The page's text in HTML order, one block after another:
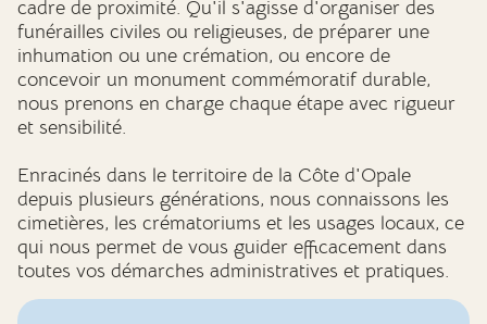
cadre de proximité. Qu'il s'agisse d'organiser des
funérailles civiles ou religieuses, de préparer une
inhumation ou une crémation, ou encore de
concevoir un monument commémoratif durable,
nous prenons en charge chaque étape avec rigueur
et sensibilité.
Enracinés dans le territoire de la Côte d'Opale
depuis plusieurs générations, nous connaissons les
cimetières, les crématoriums et les usages locaux, ce
qui nous permet de vous guider efficacement dans
toutes vos démarches administratives et pratiques.